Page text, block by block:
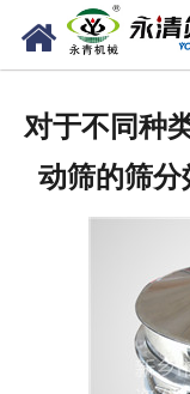
对于不同种
动筛的筛分